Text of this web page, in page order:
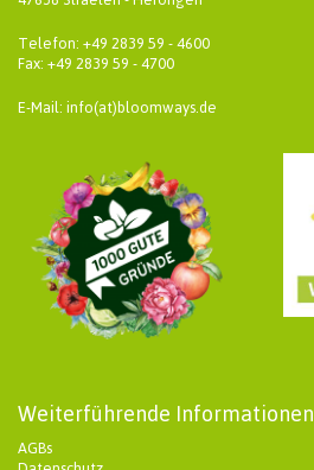
Telefon: +49 2839 59 - 4600
Fax: +49 2839 59 - 4700
E-Mail: info(at)bloomways.de
Weiterführende Informationen
AGBs